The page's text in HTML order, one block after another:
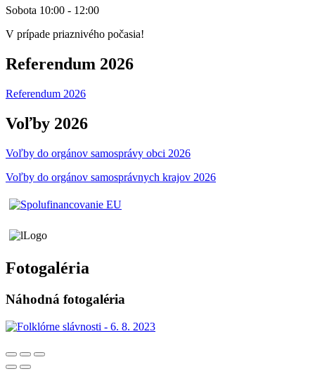
Sobota 10:00 - 12:00
V prípade priaznivého počasia!
Referendum 2026
Referendum 2026
Voľby 2026
Voľby do orgánov samosprávy obci 2026
Voľby do orgánov samosprávnych krajov 2026
Fotogaléria
Náhodná fotogaléria